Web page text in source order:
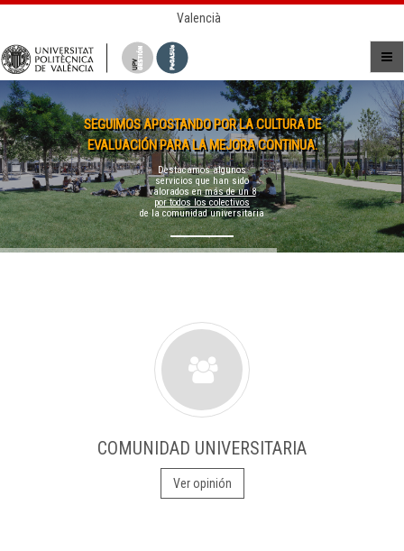
Valencià
SEGUIMOS APOSTANDO POR LA CULTURA DE
EVALUACIÓN PARA LA MEJORA CONTINUA.
Destacamos algunos
servicios que han sido
valorados enmás de un 8
por todos los colectivos
de la comunidad universitaria
COMUNIDAD UNIVERSITARIA
Ver opinión